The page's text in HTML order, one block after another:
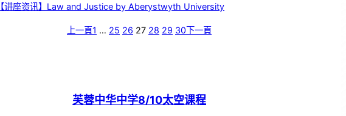
【讲座资讯】Law and Justice by Aberystwyth University
上一頁1 … 25 26 27 28 29 30下一頁
芙蓉中华中学8/10太空课程